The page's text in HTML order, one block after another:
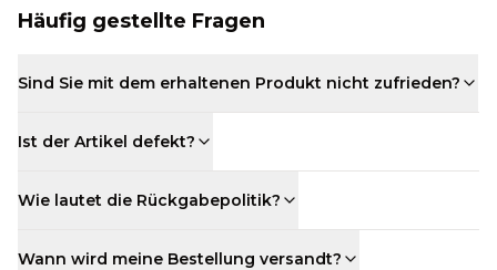
Häufig gestellte Fragen
Sind Sie mit dem erhaltenen Produkt nicht zufrieden?
Ist der Artikel defekt?
Wie lautet die Rückgabepolitik?
Wann wird meine Bestellung versandt?